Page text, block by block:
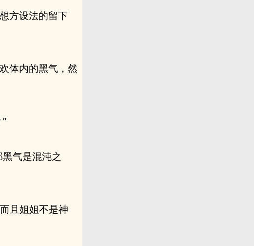
方设法的留下
体内的黑气，然
气是混沌之
且姐姐不是神